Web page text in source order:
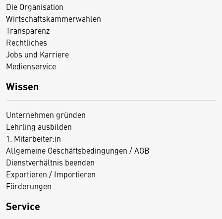
Die Organisation
Wirtschaftskammerwahlen
Transparenz
Rechtliches
Jobs und Karriere
Medienservice
Wissen
Unternehmen gründen
Lehrling ausbilden
1. Mitarbeiter:in
Allgemeine Geschäftsbedingungen / AGB
Dienstverhältnis beenden
Exportieren / Importieren
Förderungen
Service